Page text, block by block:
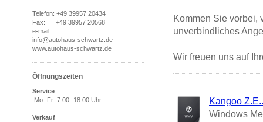
Telefon: +49 39957 20434
Fax: +49 39957 20568
e-mail:
info@autohaus-schwartz.de
www.autohaus-schwartz.de
Öffnungszeiten
Service
Mo- Fr 7.00- 18.00 Uhr
Verkauf
Kommen Sie vorbei,
unverbindliches
Wir freuen uns auf
Kangoo
Windows